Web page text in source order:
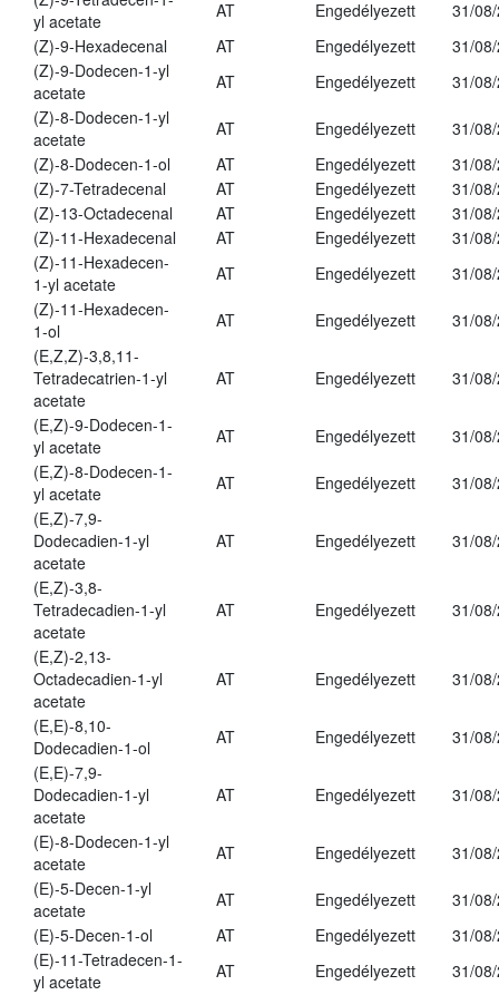
yl acetate
AT Engedélyezett
31/
(Z)-9-Hexadecenal
AT Engedélyezett
31/
(Z)-9-Dodecen-1-yl
acetate
AT Engedélyezett
31/
(Z)-8-Dodecen-1-yl
acetate
AT Engedélyezett
31/
(Z)-8-Dodecen-1-ol
AT Engedélyezett
31/
(Z)-7-Tetradecenal
AT Engedélyezett
31/
(Z)-13-Octadecenal
AT Engedélyezett
31/
(Z)-11-Hexadecenal
AT Engedélyezett
31/
(Z)-11-Hexadecen-
1-yl acetate
AT Engedélyezett
31/
(Z)-11-Hexadecen-
1-ol
AT Engedélyezett
31/
(E,Z,Z)-3,8,11-
Tetradecatrien-1-yl
acetate
AT Engedélyezett 31/
(E,Z)-9-Dodecen-1-
yl acetate
AT Engedélyezett
31/
(E,Z)-8-Dodecen-1-
yl acetate
AT Engedélyezett
31/
(E,Z)-7,9-
Dodecadien-1-yl
acetate
AT Engedélyezett 31/
(E,Z)-3,8-
Tetradecadien-1-yl
acetate
AT Engedélyezett 31/
(E,Z)-2,13-
Octadecadien-1-yl
acetate
AT Engedélyezett 31/
(E,E)-8,10-
Dodecadien-1-ol
AT Engedélyezett
31/
(E,E)-7,9-
Dodecadien-1-yl
acetate
AT Engedélyezett 31/
(E)-8-Dodecen-1-yl
acetate
AT Engedélyezett
31/
(E)-5-Decen-1-yl
acetate
AT Engedélyezett
31/
(E)-5-Decen-1-ol
AT Engedélyezett
31/
(E)-11-Tetradecen-1-
yl acetate
AT Engedélyezett 31/